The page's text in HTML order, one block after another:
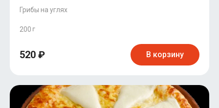
Грибы на углях
200
520 ₽ В корзину